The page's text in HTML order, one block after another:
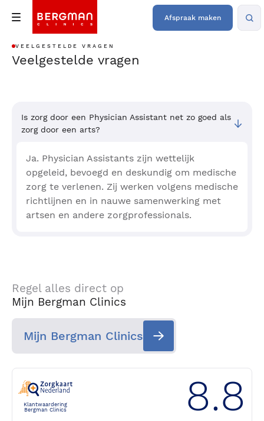
Afspraak maken
VEELGESTELDE VRAGEN
Veelgestelde vragen
Is zorg door een Physician Assistant net zo goed als
zorg door een arts?
Ja. Physician Assistants zijn wettelijk
opgeleid, bevoegd en deskundig om medische
zorg te verlenen. Zij werken volgens medische
richtlijnen en in nauwe samenwerking met
artsen en andere zorgprofessionals.
Regel alles direct op
Mijn Bergman Clinics
Mijn Bergman Clinics
Klantwaardering
Bergman Clinics
8.8